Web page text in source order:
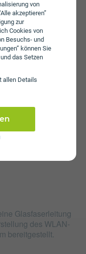
von
akzeptieren”
zur
Cookies von
Besuchs- und
können Sie
das Setzen
allen Details
600 beträgt 12
Glasfaserleitung
des WLAN-
bereitgestellt.